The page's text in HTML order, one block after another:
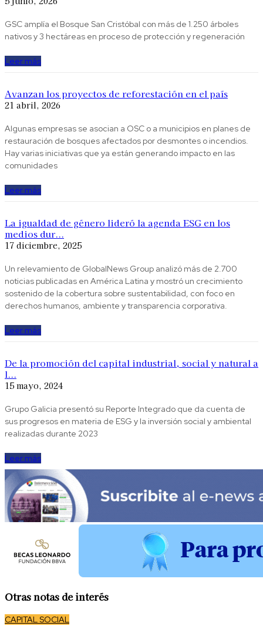
GSC amplía el Bosque San Cristóbal con más de 1.250 árboles
nativos y 3 hectáreas en proceso de protección y regeneración
Leer más
Avanzan los proyectos de reforestación en el país
21 abril, 2026
Algunas empresas se asocian a OSC o a municipios en planes de
restauración de bosques afectados por desmontes o incendios.
Hay varias iniciativas que ya están generando impacto en las
comunidades
Leer más
La igualdad de género lideró la agenda ESG en los
medios dur...
17 diciembre, 2025
Un relevamiento de GlobalNews Group analizó más de 2.700
noticias publicadas en América Latina y mostró un crecimiento
sostenido de la cobertura sobre sustentabilidad, con foco en
derechos humanos, ambiente y transparencia corporativa.
Leer más
De la promoción del capital industrial, social y natural a
l...
15 mayo, 2024
Grupo Galicia presentó su Reporte Integrado que da cuenta de
sus progresos en materia de ESG y la inversión social y ambiental
realizadas durante 2023
Leer más
Otras notas de interés
CAPITAL SOCIAL